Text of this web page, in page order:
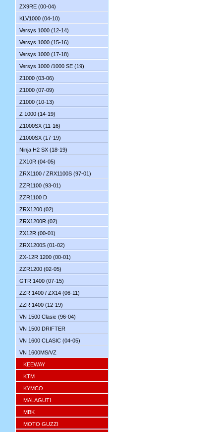
ZX9RE (00-04)
KLV1000 (04-10)
Versys 1000 (12-14)
Versys 1000 (15-16)
Versys 1000 (17-18)
Versys 1000 /1000 SE (19)
Z1000 (03-06)
Z1000 (07-09)
Z1000 (10-13)
Z 1000 (14-19)
Z1000SX (11-16)
Z1000SX (17-19)
Ninja H2 SX (18-19)
ZX10R (04-05)
ZRX1100 / ZRX1100S (97-01)
ZZR1100 (93-01)
ZZR1100 D
ZRX1200 (02)
ZRX1200R (02)
ZX12R (00-01)
ZRX1200S (01-02)
ZX-12R 1200 (00-01)
ZZR1200 (02-05)
GTR 1400 (07-15)
ZZR 1400 / ZX14 (06-11)
ZZR 1400 (12-19)
VN 1500 Clasic (96-04)
VN 1500 DRIFTER
VN 1600 CLASIC (04-05)
VN 1600MS/VZ
KEEWAY
KTM
KYMCO
MALAGUTI
MBK
MOTO GUZZI